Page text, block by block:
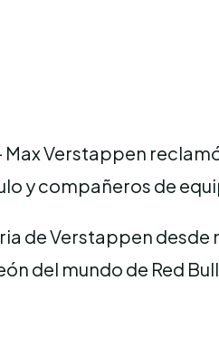
Max Verstappen
y compañeros de
de Verstappen desde
del mundo de Red